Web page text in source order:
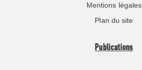
Mentions légales
Plan du site
Publications